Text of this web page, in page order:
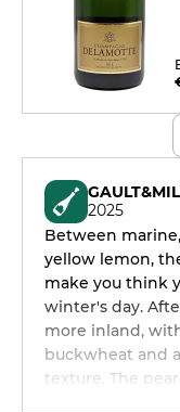
2025
Between
yellow lemon,
make you think
winter's day.
more inland,
buckwheat and
texture. The